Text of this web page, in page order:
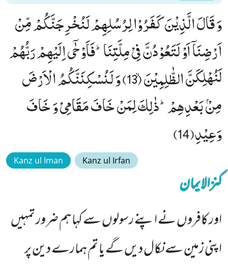
وَ قَالَ الَّذِیْنَ كَفَرُوْا لِرُسُلِهِمْ لَنُخْرِجَنَّكُمْ مِّنْ
اَرْضِنَاۤ اَوْ لَتَعُوْدُنَّ فِیْ مِلَّتِنَاؕ-فَاَوْحٰۤى اِلَیْهِمْ رَبُّهُمْ
لَنُهْلِكَنَّ الظّٰلِمِیْنَۙ (13) وَ لَنُسْكِنَنَّكُمُ الْاَرْضَ
مِنْۢ بَعْدِهِمْؕ-ذٰلِكَ لِمَنْ خَافَ مَقَامِیْ وَ خَافَ
وَعِیْدِ(14)
Kanz ul Iman Kanz ul Irfan
کنزالایمان
اور کافروں نے اپنے رسولوں سے کہا ہم ضرور تمہیں
اپنی زمین سے نکال دیں گے یا تم ہمارے دین پر